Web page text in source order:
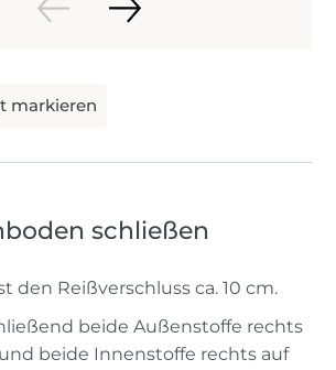
schließen
den Reißverschluss ca. 10 cm.
beide Außenstoffe rechts
beide Innenstoffe rechts auf